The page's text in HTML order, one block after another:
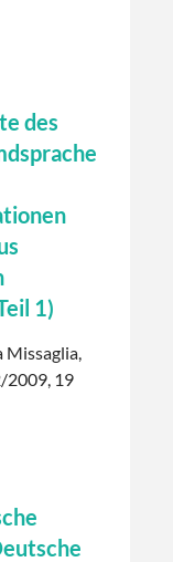
des
1)
2009, 19